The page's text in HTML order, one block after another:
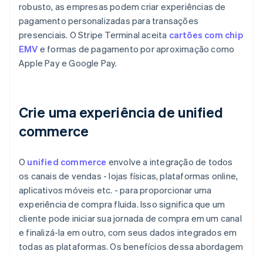
robusto, as empresas podem criar experiências de
pagamento personalizadas para transações
presenciais. O Stripe Terminal aceita cartões com chip
EMV e formas de pagamento por aproximação como
Apple Pay e Google Pay.
Crie uma experiência de unified
commerce
O unified commerce envolve a integração de todos
os canais de vendas - lojas físicas, plataformas online,
aplicativos móveis etc. - para proporcionar uma
experiência de compra fluida. Isso significa que um
cliente pode iniciar sua jornada de compra em um canal
e finalizá-la em outro, com seus dados integrados em
todas as plataformas. Os benefícios dessa abordagem